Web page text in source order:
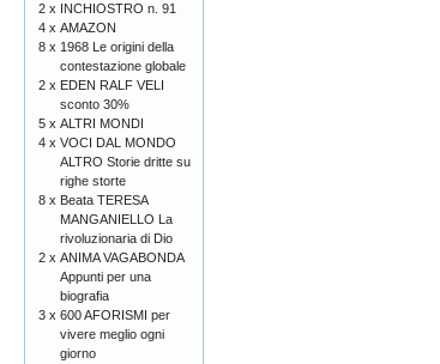
2 x INCHIOSTRO n. 91
4 x AMAZON
8 x 1968 Le origini della
contestazione globale
2 x EDEN RALF VELI
sconto 30%
5 x ALTRI MONDI
4 x VOCI DAL MONDO
ALTRO Storie dritte su
righe storte
8 x Beata TERESA
MANGANIELLO La
rivoluzionaria di Dio
2 x ANIMA VAGABONDA
Appunti per una
biografia
3 x 600 AFORISMI per
vivere meglio ogni
giorno